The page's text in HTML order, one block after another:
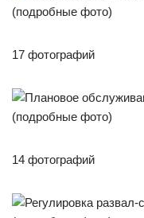
17 фотографий
14 фотографий